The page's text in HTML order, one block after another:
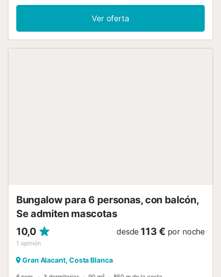
equipada con nevera, microondas, horno, congelador,
lavavajillas, vajilla/cubertería, utensilios de cocina,
cafetera, tostadora y hervidor de agua. Ubicada en
Avenida Albacete 135, a pocos minutos andando de la
Ver oferta
Bungalow para 6 personas, con balcón,
Se admiten mascotas
10,0
1 opinión
desde 113 € por noche
Gran Alacant, Costa Blanca